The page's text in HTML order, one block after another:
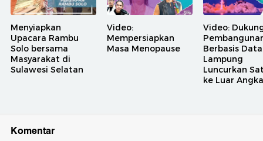
Menyiapkan
Upacara Rambu
Solo bersama
Masyarakat di
Sulawesi Selatan
Video:
Mempersiapkan
Masa Menopause
Video:
Berbasis
Lampung
Luncurkan
ke Luar